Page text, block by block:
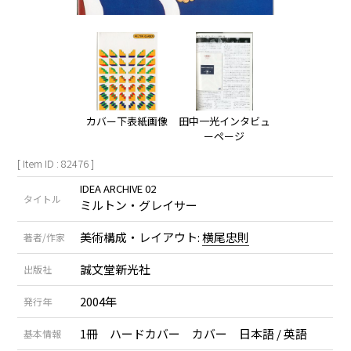
カバー下表紙画像
田中一光インタビュ
ーページ
[ Item ID : 82476 ]
タイトル
IDEA ARCHIVE 02
ミルトン・グレイサー
著者/作家 美術構成・レイアウト:横尾忠則
出版社 誠文堂新光社
発行年 2004年
基本情報 1冊 ハードカバー カバー 日本語 / 英語